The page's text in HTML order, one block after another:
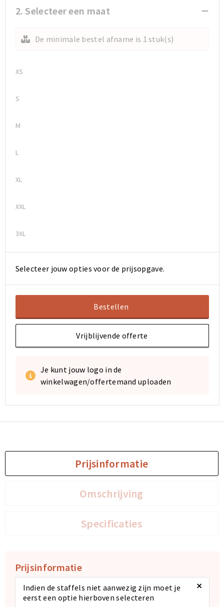
Documententassen
Heuptassen
Boodschappentassen
Documententassen
Heuptassen
Boodschappentassen
2. Selecteer een maat
De minimale bestel afname is 1 stuk(s)
XS
S
M
L
XL
XXL
3XL
Selecteer jouw opties voor de prijsopgave.
Bestellen
Vrijblijvende offerte
Je kunt jouw logo in de
winkelwagen/offertemand uploaden
Prijsinformatie
Omschrijving
Specificaties
Prijsinformatie
Indien de staffels niet aanwezig zijn moet je
eerst een optie hierboven selecteren
×